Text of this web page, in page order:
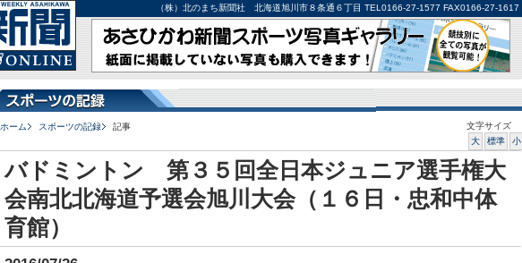
（株）北のまち新聞社 北海道旭川市８条通６丁目 TEL0166-27-1577 FAX0166-27-1617
ホーム スポーツの記録 記事
文字サイズ
大
標準 小
バドミントン 第３５回全日本ジュニア選手権大
会南北北海道予選会旭川大会（１６日・忠和中体
育館）